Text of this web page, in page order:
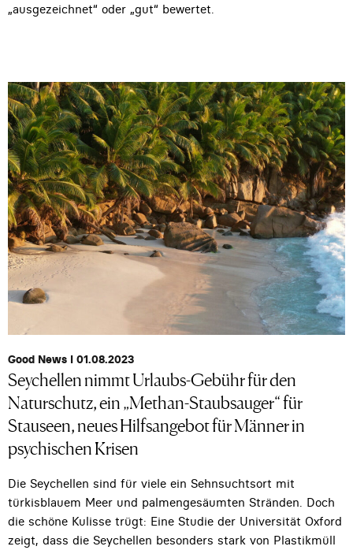
„ausgezeichnet“ oder „gut“ bewertet.
Good News I 01.08.2023
Seychellen nimmt Urlaubs-Gebühr für den
Naturschutz, ein „Methan-Staubsauger“ für
Stauseen, neues Hilfsangebot für Männer in
psychischen Krisen
Die Seychellen sind für viele ein Sehnsuchtsort mit
türkisblauem Meer und palmengesäumten Stränden. Doch
die schöne Kulisse trügt: Eine Studie der Universität Oxford
zeigt, dass die Seychellen besonders stark von Plastikmüll